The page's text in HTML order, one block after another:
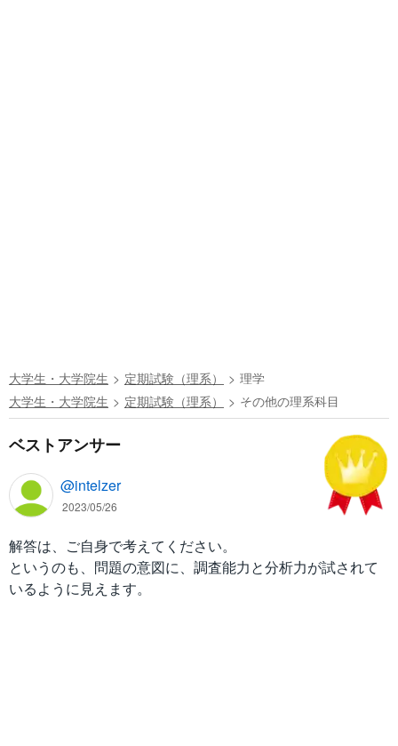
大学生・大学院生 定期試験（理系）
理学
大学生・大学院生
定期試験（理系） その他の理系科目
ベストアンサー
@intelzer
2023/05/26
解答は、ご自身で考えてください。
というのも、問題の意図に、調査能力と分析力が試されて
いるように見えます。